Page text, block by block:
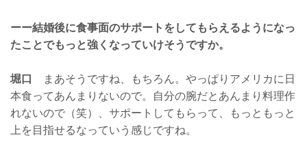
ーー結婚後に食事面のサポートをしてもらえるようになっ
たことでもっと強くなっていけそうですか。
堀口
まあそうですね、もちろん。やっぱりアメリカに日
本食ってあんまりないので。自分の腕だとあんまり料理作
れないので（笑）、サポートしてもらって、もっともっと
上を目指せるなっていう感じですね。